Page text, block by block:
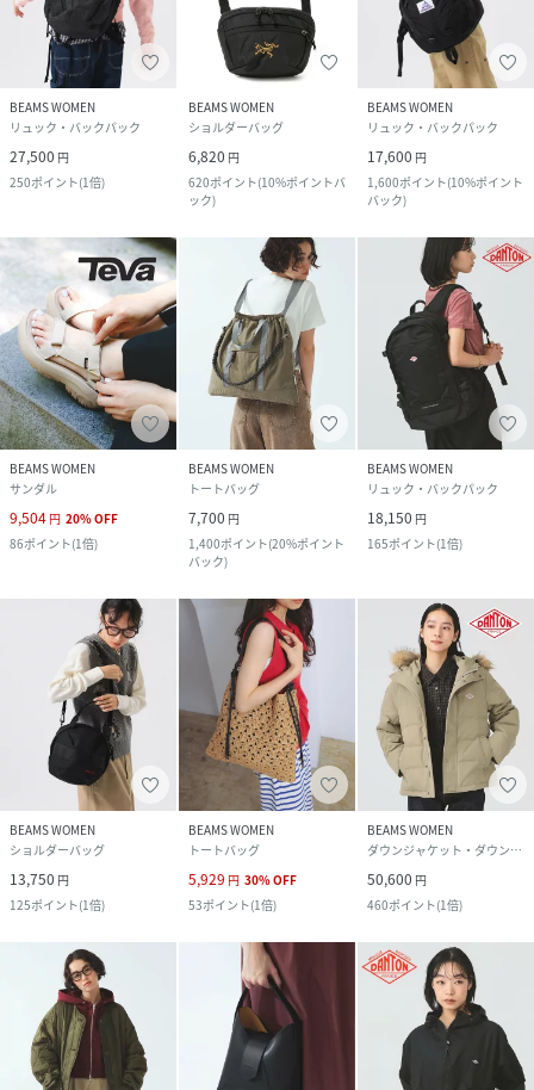
BEAMS WOMEN
リュック・バックパック
27,500 円
250ポイント(1倍)
BEAMS WOMEN
ショルダーバッグ
6,820 円
620ポイント(10%ポイントバ
ック)
BEAMS WOMEN
リュック・バックパック
17,600 円
1,600ポイント(10%ポイント
バック)
BEAMS WOMEN
サンダル
9,504 円 20%OFF
86ポイント(1倍)
BEAMS WOMEN
トートバッグ
7,700 円
1,400ポイント(20%ポイント
バック)
BEAMS WOMEN
リュック・バックパック
18,150 円
165ポイント(1倍)
BEAMS WOMEN
ショルダーバッグ
13,750 円
125ポイント(1倍)
BEAMS WOMEN
トートバッグ
5,929 円 30%OFF
53ポイント(1倍)
BEAMS WOMEN
ダウンジャケット・ダウンベスト
50,600 円
460ポイント(1倍)